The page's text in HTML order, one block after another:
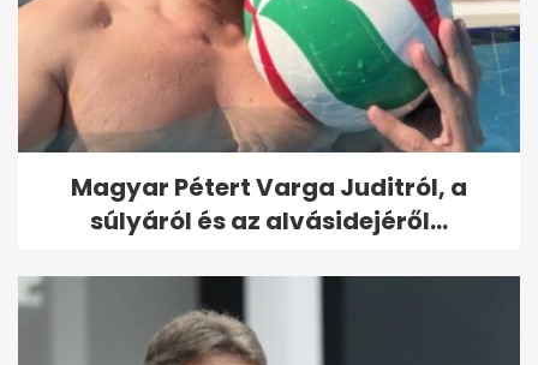
Magyar Pétert Varga Juditról, a
súlyáról és az alvásidejéről...